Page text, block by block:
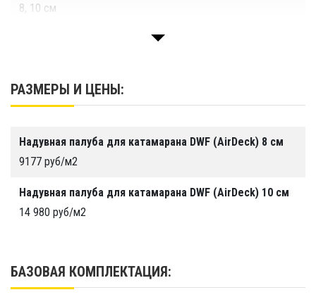
повреждениям.
индивидуальным размерам
размерам вашего катамарана).
продукции достигается за счёт использования
оборудования ПВХ-сварки горячим воздухом.
Для изготовления используется
высококачественная газодержащая ПВХ ткань.
8, 10 см
Срок службы
Более 10 лет
Производство
ООО "Тайм Триал"
РАЗМЕРЫ И ЦЕНЫ:
Надувная палуба для катамарана DWF (AirDeck) 8 см
9177 руб/м2
Надувная палуба для катамарана DWF (AirDeck) 10 см
14 980 руб/м2
БАЗОВАЯ КОМПЛЕКТАЦИЯ: